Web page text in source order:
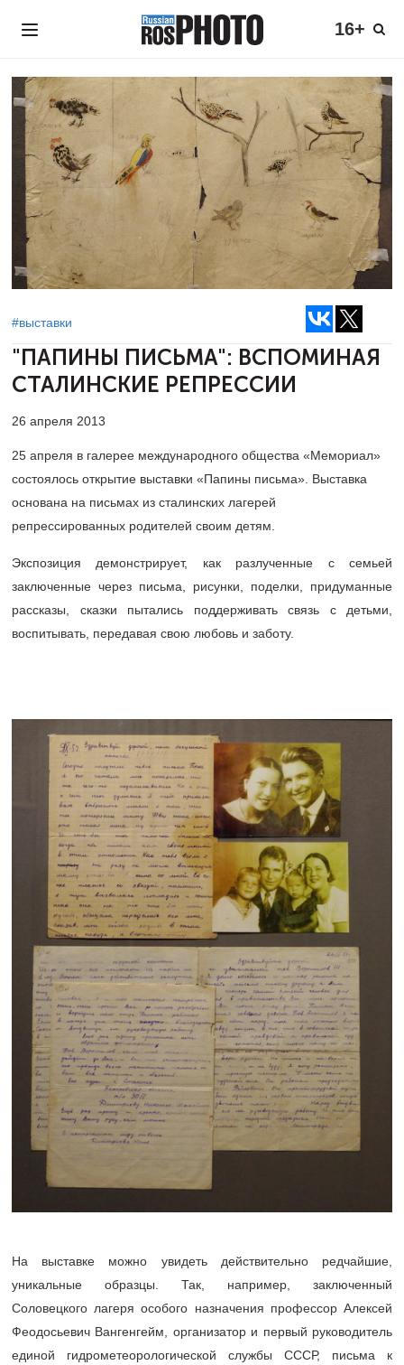
16+
#выставки
"ПАПИНЫ ПИСЬМА": ВСПОМИНАЯ
СТАЛИНСКИЕ РЕПРЕССИИ
26 апреля 2013
25 апреля в галерее международного общества «Мемориал»
состоялось открытие выставки «Папины письма». Выставка
основана на письмах из сталинских лагерей
репрессированных родителей своим детям.
Экспозиция демонстрирует, как разлученные с семьей
заключенные через письма, рисунки, поделки, придуманные
рассказы, сказки пытались поддерживать связь с детьми,
воспитывать, передавая свою любовь и заботу.
На выставке можно увидеть действительно редчайшие,
уникальные образцы. Так, например, заключенный
Соловецкого лагеря особого назначения профессор Алексей
Феодосьевич Вангенгейм, организатор и первый руководитель
единой гидрометеорологической службы СССР, письма к